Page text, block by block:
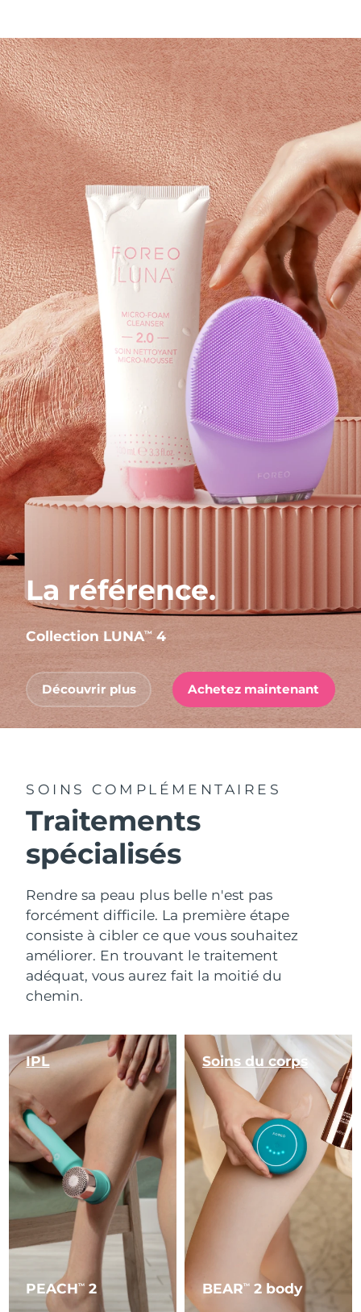
La référence.
Collection LUNA™ 4
Découvrir plus Achetez maintenant
SOINS COMPLÉMENTAIRES
Traitements
spécialisés
Rendre sa peau plus belle n'est pas
forcément difficile. La première étape
consiste à cibler ce que vous souhaitez
améliorer. En trouvant le traitement
adéquat, vous aurez fait la moitié du
chemin.
PEACHTM 2
IPL
BEARTM 2 body
Soins du corps